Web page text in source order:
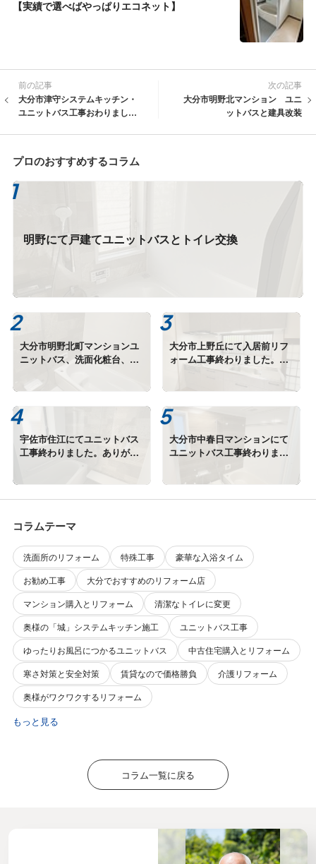
【実績で選べばやっぱりエコネット】
前の記事
大分市津守システムキッチン・
ユニットバス工事おわりまし
次の記事
大分市明野北マンション ユニ
ットバスと建具改装
プロのおすすめするコラム
明野にて戸建てユニットバスとトイレ交換
大分市明野北町マンションユ
ニットバス、洗面化粧台、給
湯器交換終わりました。
大分市上野丘にて入居前リフ
ォーム工事終わりました。あ
りがとうございます。
宇佐市住江にてユニットバス
工事終わりました。ありがと
大分市中春日マンションにて
ユニットバス工事終わりまし
た。ありがとうございます。
コラムテーマ
洗面所のリフォーム 特殊工事
豪華な入浴タイム
お勧め工事
大分でおすすめのリフォーム店
マンション購入とリフォーム
清潔なトイレに変更
奥様の「城」システムキッチン施工
ユニットバス工事
ゆったりお風呂につかるユニットバス
中古住宅購入とリフォーム
寒さ対策と安全対策
賃貸なので価格勝負
介護リフォーム
奥様がワクワクするリフォーム
もっと見る
コラム一覧に戻る